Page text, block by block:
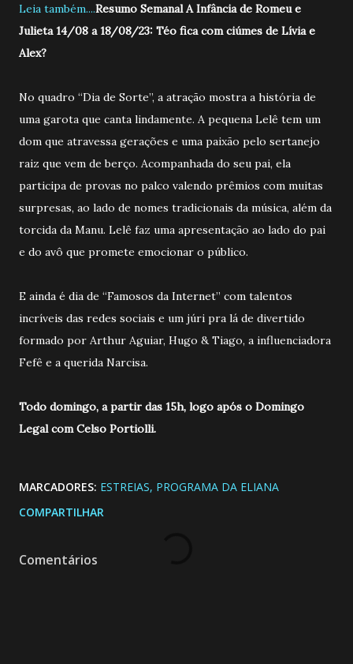
Leia também....Resumo Semanal A Infância de Romeu e
Julieta 14/08 a 18/08/23: Téo fica com ciúmes de Lívia e
Alex?
No quadro “Dia de Sorte”, a atração mostra a história de
uma garota que canta lindamente. A pequena Lelê tem um
dom que atravessa gerações e uma paixão pelo sertanejo
raiz que vem de berço. Acompanhada do seu pai, ela
participa de provas no palco valendo prêmios com muitas
surpresas, ao lado de nomes tradicionais da música, além da
torcida da Manu. Lelê faz uma apresentação ao lado do pai
e do avô que promete emocionar o público.
E ainda é dia de “Famosos da Internet” com talentos
incríveis das redes sociais e um júri pra lá de divertido
formado por Arthur Aguiar, Hugo & Tiago, a influenciadora
Fefê e a querida Narcisa.
Todo domingo, a partir das 15h, logo após o Domingo
Legal com Celso Portiolli.
MARCADORES: ESTREIAS PROGRAMA DA ELIANA
COMPARTILHAR
Comentários